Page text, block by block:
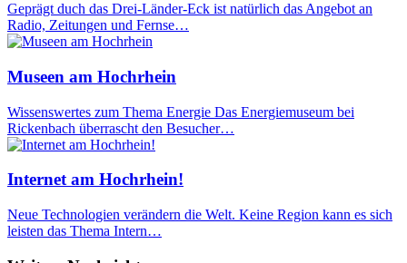
Geprägt duch das Drei-Länder-Eck ist natürlich das Angebot an
Radio, Zeitungen und Fernse…
Museen am Hochrhein
Wissenswertes zum Thema Energie Das Energiemuseum bei
Rickenbach überrascht den Besucher…
Internet am Hochrhein!
Neue Technologien verändern die Welt. Keine Region kann es sich
leisten das Thema Intern…